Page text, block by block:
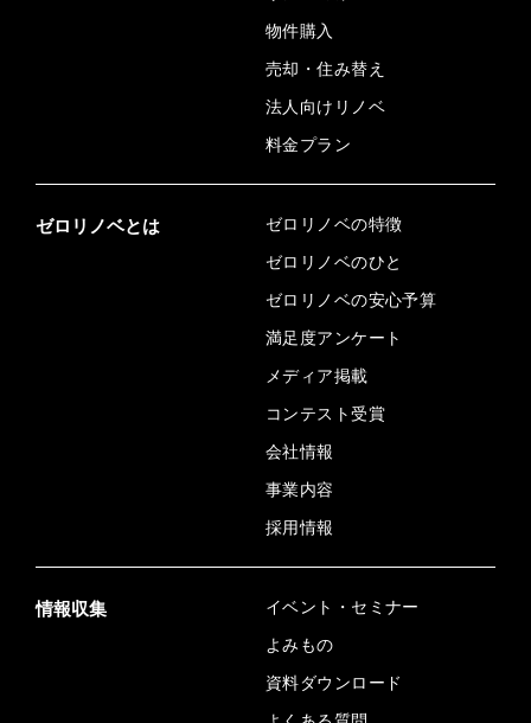
物件購入
売却・住み替え
法人向けリノベ
料金プラン
ゼロリノベとは
ゼロリノベの特徴
ゼロリノベのひと
ゼロリノベの安心予算
満足度アンケート
メディア掲載
コンテスト受賞
会社情報
事業内容
採用情報
情報収集
イベント・セミナー
よみもの
資料ダウンロード